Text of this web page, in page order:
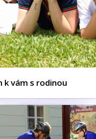
k vám s rodinou